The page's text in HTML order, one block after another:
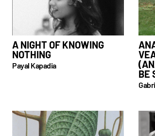
A NIGHT OF KNOWING
NOTHING
Payal Kapadia
BE